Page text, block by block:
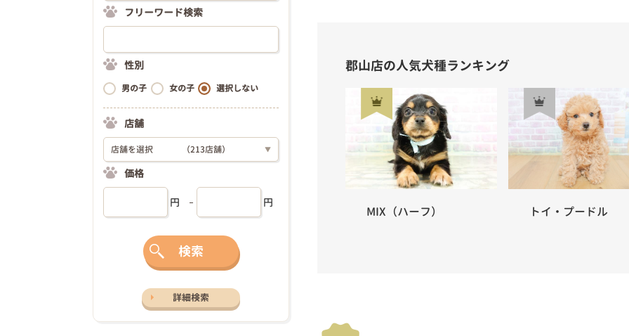
郡山店の人気犬種ランキング
MIX（ハーフ） トイ・プードル
フリーワード検索
性別
男の子 女の子 選択しない
店舗
店舗を選択 （213店舗） ▼
価格
円 円
検索
詳細検索